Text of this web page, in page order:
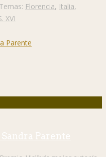
Temas: Florencia, Italia,
XVI
Parente